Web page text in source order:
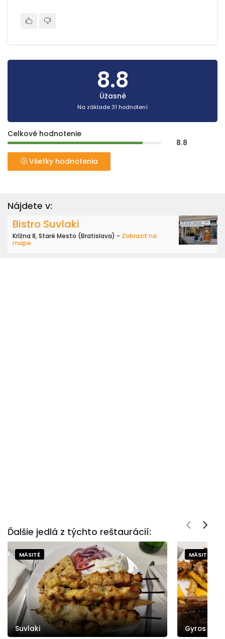
8.8
Úžasné
Na základe 31 hodnotení
Celkové hodnotenie
8.8
Všetky hodnotenia
Nájdete v:
Bistro Suvlaki
Krížna 8, Staré Mesto (Bratislava) - Zobraziť na
mape
Ďalšie jedlá z týchto reštaurácií:
MÄSITÉ
Suvlaki
MÄSITÉ
Gyros v